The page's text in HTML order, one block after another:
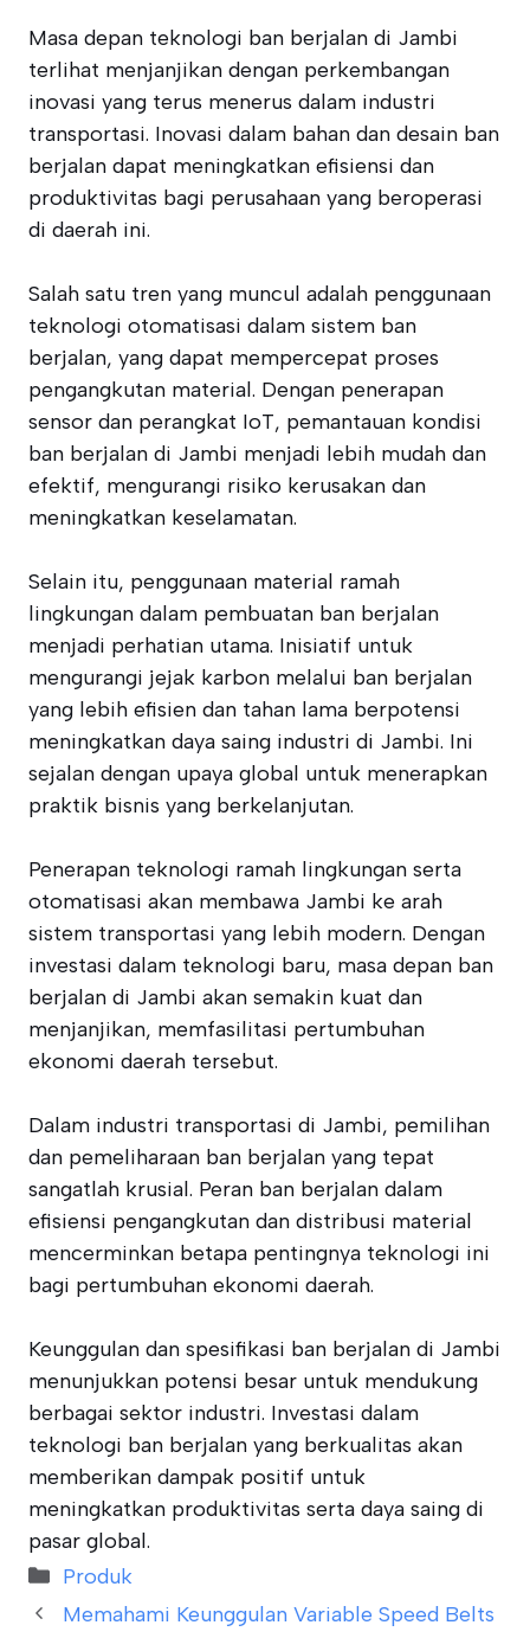
Masa depan teknologi ban berjalan di Jambi
terlihat menjanjikan dengan perkembangan
inovasi yang terus menerus dalam industri
transportasi. Inovasi dalam bahan dan desain ban
berjalan dapat meningkatkan efisiensi dan
produktivitas bagi perusahaan yang beroperasi
di daerah ini.
Salah satu tren yang muncul adalah penggunaan
teknologi otomatisasi dalam sistem ban
berjalan, yang dapat mempercepat proses
pengangkutan material. Dengan penerapan
sensor dan perangkat IoT, pemantauan kondisi
ban berjalan di Jambi menjadi lebih mudah dan
efektif, mengurangi risiko kerusakan dan
meningkatkan keselamatan.
Selain itu, penggunaan material ramah
lingkungan dalam pembuatan ban berjalan
menjadi perhatian utama. Inisiatif untuk
mengurangi jejak karbon melalui ban berjalan
yang lebih efisien dan tahan lama berpotensi
meningkatkan daya saing industri di Jambi. Ini
sejalan dengan upaya global untuk menerapkan
praktik bisnis yang berkelanjutan.
Penerapan teknologi ramah lingkungan serta
otomatisasi akan membawa Jambi ke arah
sistem transportasi yang lebih modern. Dengan
investasi dalam teknologi baru, masa depan ban
berjalan di Jambi akan semakin kuat dan
menjanjikan, memfasilitasi pertumbuhan
ekonomi daerah tersebut.
Dalam industri transportasi di Jambi, pemilihan
dan pemeliharaan ban berjalan yang tepat
sangatlah krusial. Peran ban berjalan dalam
efisiensi pengangkutan dan distribusi material
mencerminkan betapa pentingnya teknologi ini
bagi pertumbuhan ekonomi daerah.
Keunggulan dan spesifikasi ban berjalan di Jambi
menunjukkan potensi besar untuk mendukung
berbagai sektor industri. Investasi dalam
teknologi ban berjalan yang berkualitas akan
memberikan dampak positif untuk
meningkatkan produktivitas serta daya saing di
pasar global.
Categories
Produk
Memahami Keunggulan Variable Speed Belts